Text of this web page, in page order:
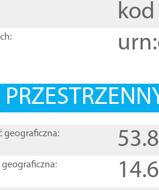
kod
geograficzna:
geograficzna: